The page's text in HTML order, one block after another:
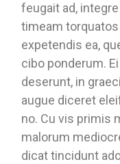
feugait ad,
timeam
expetendis ea,
cibo ponderum.
deserunt, in
augue diceret
no. Cu vis primis
malorum
dicat tincidunt